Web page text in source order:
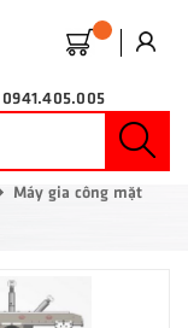
0941.405.005
Máy gia công mặt